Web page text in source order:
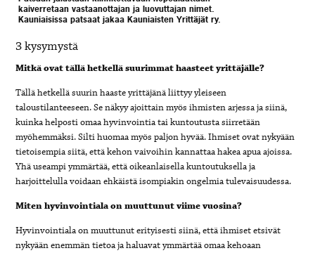
kaiverretaan vastaanottajan ja luovuttajan nimet.
Kauniaisissa patsaat jakaa Kauniaisten Yrittäjät ry.
3 kysymystä
Mitkä ovat tällä hetkellä suurimmat haasteet yrittäjälle?
Tällä hetkellä suurin haaste yrittäjänä liittyy yleiseen
taloustilanteeseen. Se näkyy ajoittain myös ihmisten arjessa ja siinä,
kuinka helposti omaa hyvinvointia tai kuntoutusta siirretään
myöhemmäksi. Silti huomaa myös paljon hyvää. Ihmiset ovat nykyään
tietoisempia siitä,että kehon vaivoihin kannattaa hakea apua ajoissa.
Yhä useampi ymmärtää,että oikeanlaisella kuntoutuksella ja
harjoittelulla voidaan ehkäistäisompiakin ongelmia tulevaisuudessa.
Miten hyvinvointiala on muuttunut viime vuosina?
Hyvinvointiala on muuttunut erityisesti siinä, että ihmiset etsivät
nykyään enemmän tietoa ja haluavat ymmärtää omaa kehoaan